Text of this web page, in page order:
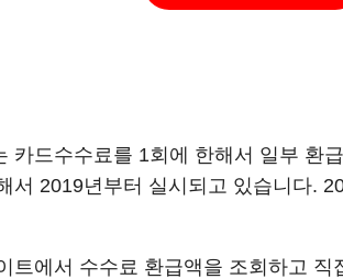
카드수수료를 1회에 한해서 일부 환
서 2019년부터 실시되고 있습니다.
트에서 수수료 환급액을 조회하고